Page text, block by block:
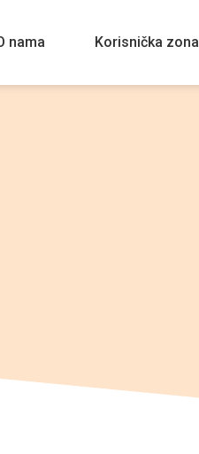
nama Korisnička zona